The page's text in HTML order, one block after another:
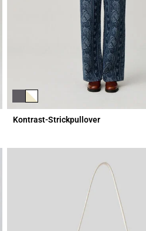
5 out of 5 Customer Rating
Kontrast-Strickpullover